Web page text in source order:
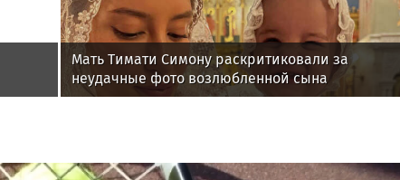
Мать Тимати Симону раскритиковали за
неудачные фото возлюбленной сына
Валентины